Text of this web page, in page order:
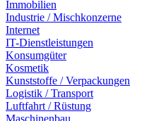
Immobilien
Industrie / Mischkonzerne
Internet
IT-Dienstleistungen
Konsumgüter
Kosmetik
Kunststoffe / Verpackungen
Logistik / Transport
Luftfahrt / Rüstung
Maschinenbau